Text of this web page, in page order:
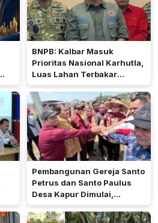
BNPB: Kalbar Masuk
Prioritas Nasional Karhutla,
Luas Lahan Terbakar
Peringkat Keempat
Pembangunan Gereja Santo
Petrus dan Santo Paulus
Desa Kapur Dimulai,
Pemkab Kubu Raya Siapkan
Akses Jalan